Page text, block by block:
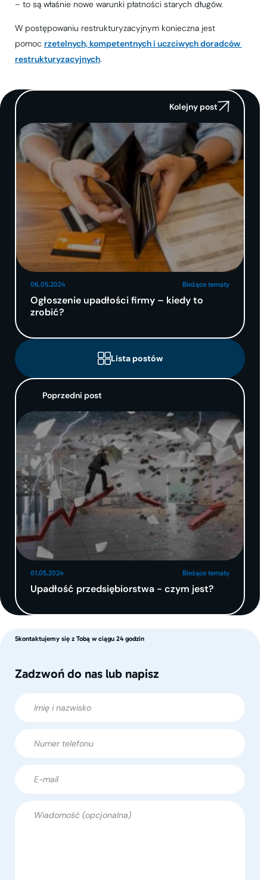
– to są właśnie nowe warunki płatności starych długów.
W postępowaniu restrukturyzacyjnym konieczna jest
pomoc rzetelnych, kompetentnych i uczciwych doradców
restrukturyzacyjnych.
Poprzedni post
01.05.2024 Bieżące tematy
Upadłość przedsiębiorstwa - czym jest?
Lista postów
Kolejny post
06.05.2024 Bieżące tematy
Ogłoszenie upadłości firmy – kiedy to
zrobić?
Skontaktujemy się z Tobą w ciągu 24 godzin
Zadzwoń do nas lub napisz